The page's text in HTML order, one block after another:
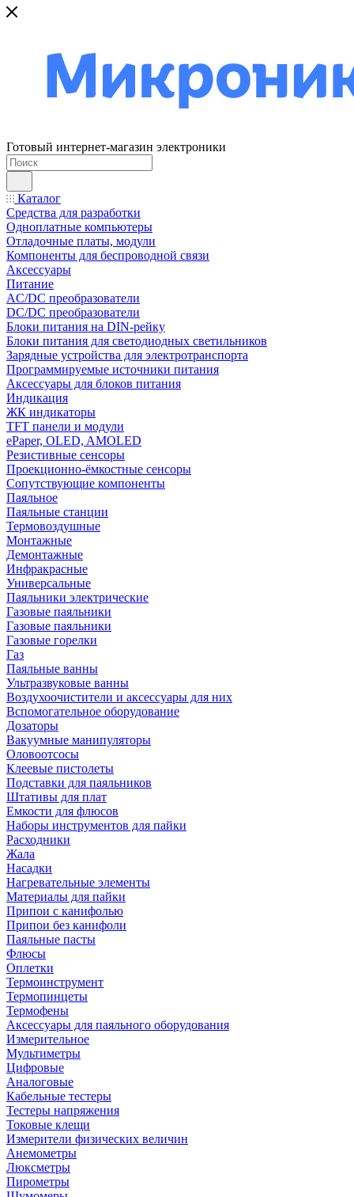
Готовый интернет-магазин электроники
Каталог
Средства для разработки
Одноплатные компьютеры
Отладочные платы, модули
Компоненты для беспроводной связи
Аксессуары
Питание
AC/DC преобразователи
DC/DC преобразователи
Блоки питания на DIN-рейку
Блоки питания для светодиодных светильников
Зарядные устройства для электротранспорта
Программируемые источники питания
Аксессуары для блоков питания
Индикация
ЖК индикаторы
TFT панели и модули
ePaper, OLED, AMOLED
Резистивные сенсоры
Проекционно-ёмкостные сенсоры
Сопутствующие компоненты
Паяльное
Паяльные станции
Термовоздушные
Монтажные
Демонтажные
Инфракрасные
Универсальные
Паяльники электрические
Газовые паяльники
Газовые паяльники
Газовые горелки
Газ
Паяльные ванны
Ультразвуковые ванны
Воздухоочистители и аксессуары для них
Вспомогательное оборудование
Дозаторы
Вакуумные манипуляторы
Оловоотсосы
Клеевые пистолеты
Подставки для паяльников
Штативы для плат
Емкости для флюсов
Наборы инструментов для пайки
Расходники
Жала
Насадки
Нагревательные элементы
Материалы для пайки
Припои с канифолью
Припои без канифоли
Паяльные пасты
Флюсы
Оплетки
Термоинструмент
Термопинцеты
Термофены
Аксессуары для паяльного оборудования
Измерительное
Мультиметры
Цифровые
Аналоговые
Кабельные тестеры
Тестеры напряжения
Токовые клещи
Измерители физических величин
Анемометры
Люксметры
Пирометры